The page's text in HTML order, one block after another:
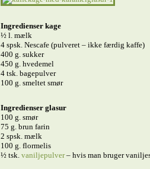
Ingredienser kage
½ l. mælk
4 spsk. Nescafe (pulveret – ikke færdig kaffe)
400 g. sukker
450 g. hvedemel
4 tsk. bagepulver
100 g. smeltet smør
Ingredienser glasur
100 g. smør
75 g. brun farin
2 spsk. mælk
100 g. flormelis
½ tsk. vaniljepulver– hvis man bruger